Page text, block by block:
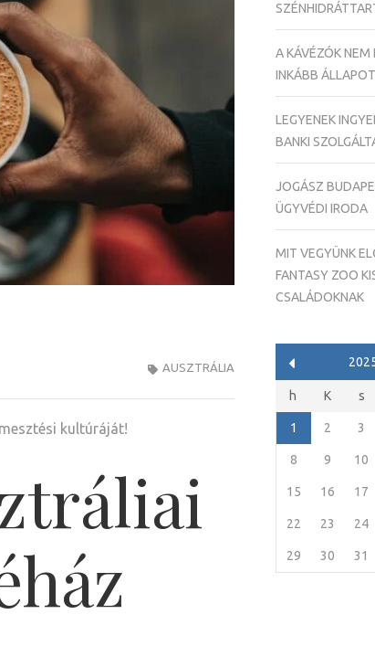
AUSZTRÁLIA
kultúráját!
A KÁVÉZÓK NEM
INKÁBB
LEGYENEK
BANKI
JOGÁSZ
ÜGYVÉDI IRODA
MIT VEGYÜNK
FANTASY ZOO
CSALÁDOKNAK
h K s
1 2 3
8 9 10
15 16 17
22 23 24
29 30 31